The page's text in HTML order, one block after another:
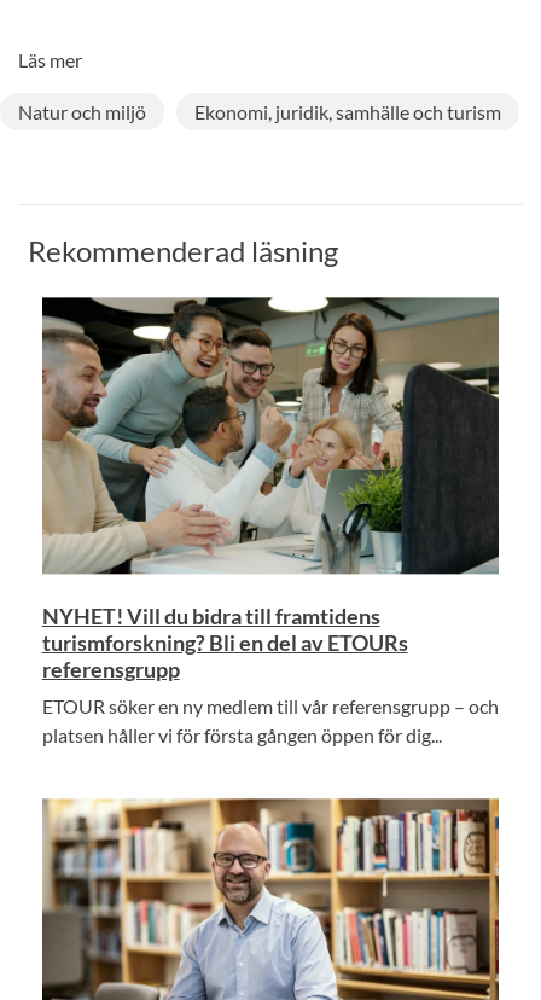
Läs mer
Natur och miljö Ekonomi, juridik, samhälle och turism
Rekommenderad läsning
NYHET! Vill du bidra till framtidens
turismforskning? Bli en del av ETOURs
referensgrupp
ETOUR söker en ny medlem till vår referensgrupp – och
platsen håller vi för första gången öppen för dig...